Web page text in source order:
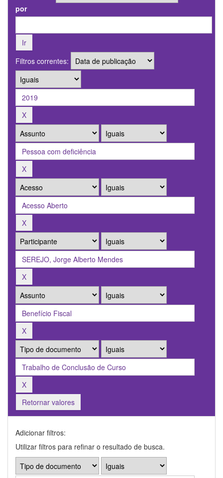
por
Filtros correntes:
Retornar valores
Adicionar filtros:
Utilizar filtros para refinar o resultado de busca.